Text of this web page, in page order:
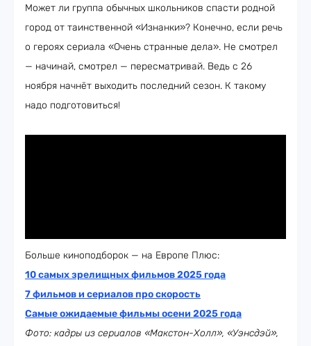
Может ли группа обычных школьников спасти родной
город от таинственной «Изнанки»? Конечно, если речь
о героях сериала «Очень странные дела». Не смотрел
— начинай, смотрел — пересматривай. Ведь с 26
ноября начнёт выходить последний сезон. К такому
надо подготовиться!
Больше киноподборок — на Европе Плюс:
10 самых зрелищных фильмов 2025 года
7 фильмов и сериалов про скорость
Самые ожидаемые фильмы осени 2025 года
Фото: кадры из сериалов «Макстон-Холл», «Уэнсдэй»,